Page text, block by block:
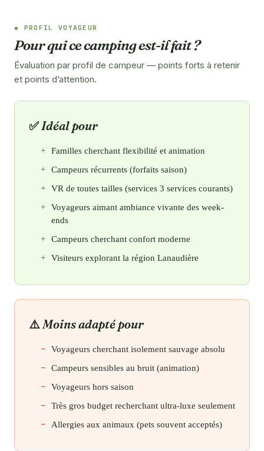
PROFIL VOYAGEUR
Pour qui ce camping est-il fait ?
Évaluation par profil de campeur — points forts à retenir
et points d’attention.
Idéal pour
Familles cherchant flexibilité et animation
Campeurs récurrents (forfaits saison)
VR de toutes tailles (services 3 services courants)
Voyageurs aimant ambiance vivante des week-
ends
Campeurs cherchant confort moderne
Visiteurs explorant la région Lanaudière
Moins adapté pour
Voyageurs cherchant isolement sauvage absolu
Campeurs sensibles au bruit (animation)
Voyageurs hors saison
Très gros budget recherchant ultra-luxe seulement
Allergies aux animaux (pets souvent acceptés)